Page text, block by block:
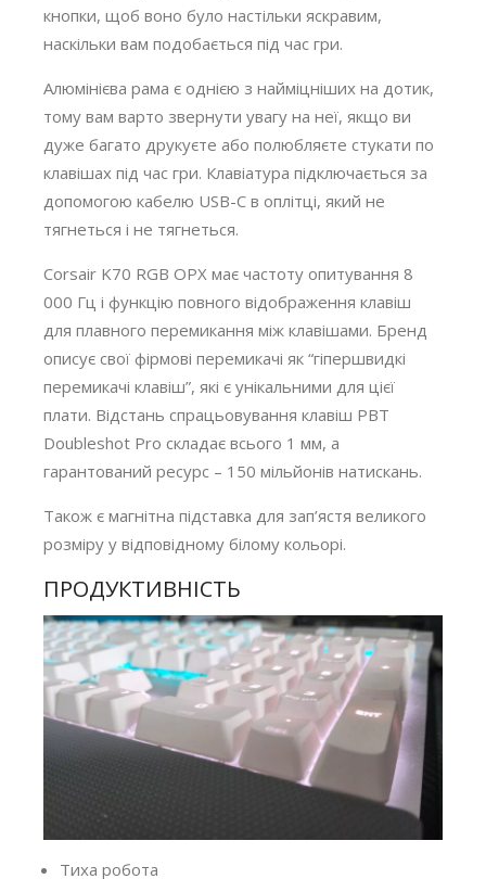
кнопки, щоб воно було настільки яскравим,
наскільки вам подобається під час гри.
Алюмінієва рама є однією з найміцніших на дотик,
тому вам варто звернути увагу на неї, якщо ви
дуже багато друкуєте або полюбляєте стукати по
клавішах під час гри. Клавіатура підключається за
допомогою кабелю USB-C в оплітці, який не
тягнеться і не тягнеться.
Corsair K70 RGB OPX має частоту опитування 8
000 Гц і функцію повного відображення клавіш
для плавного перемикання між клавішами. Бренд
описує свої фірмові перемикачі як “гіпершвидкі
перемикачі клавіш”, які є унікальними для цієї
плати. Відстань спрацьовування клавіш PBT
Doubleshot Pro складає всього 1 мм, а
гарантований ресурс – 150 мільйонів натискань.
Також є магнітна підставка для зап’ястя великого
розміру у відповідному білому кольорі.
ПРОДУКТИВНІСТЬ
Тиха робота